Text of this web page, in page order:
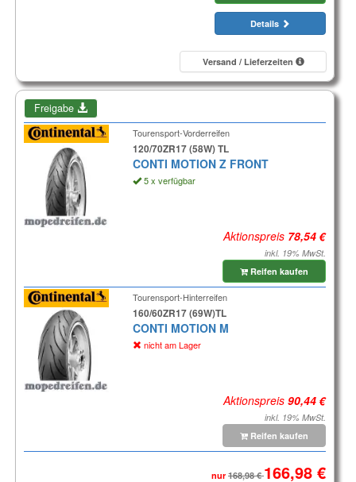
Details
Versand / Lieferzeiten
Freigabe
Tourensport-Vorderreifen
120/70ZR17 (58W) TL
CONTI MOTION Z FRONT
5 x verfügbar
Aktionspreis
inkl. 19% MwSt.
Reifen kaufen
Tourensport-Hinterreifen
160/60ZR17 (69W)TL
CONTI MOTION M
nicht am Lager
Aktionspreis
inkl. 19% MwSt.
Reifen kaufen
nur